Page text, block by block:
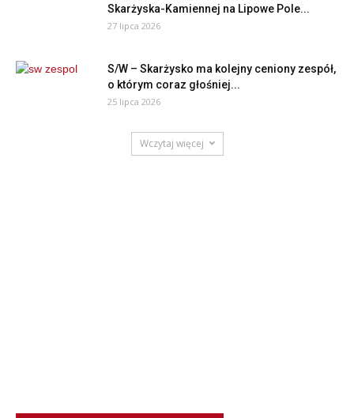
Skarżyska-Kamiennej na Lipowe Pole...
27 lipca 2026
S/W – Skarżysko ma kolejny ceniony zespół,
o którym coraz głośniej...
25 lipca 2026
Wczytaj więcej